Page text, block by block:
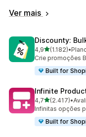
Ver mais
Discounty:
4,9de 5 estrelas
(1.182)
1182 avaliações
•
Crie promoções
Built for
Infinite
4,7de 5 estrelas
(2.417)
2417 avaliações
•
Infinitas opções
Built for